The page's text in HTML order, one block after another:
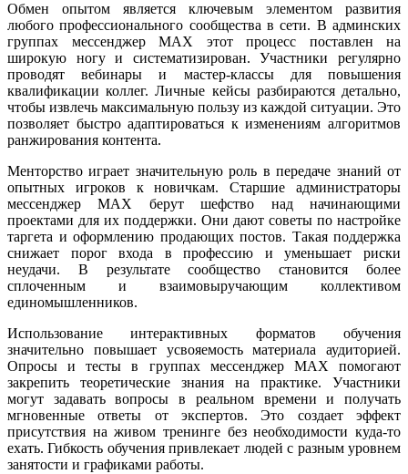
Обмен опытом является ключевым элементом развития
любого профессионального сообщества в сети. В админских
группах мессенджер MAX этот процесс поставлен на
широкую ногу и систематизирован. Участники регулярно
проводят вебинары и мастер-классы для повышения
квалификации коллег. Личные кейсы разбираются детально,
чтобы извлечь максимальную пользу из каждой ситуации. Это
позволяет быстро адаптироваться к изменениям алгоритмов
ранжирования контента.
Менторство играет значительную роль в передаче знаний от
опытных игроков к новичкам. Старшие администраторы
мессенджер MAX берут шефство над начинающими
проектами для их поддержки. Они дают советы по настройке
таргета и оформлению продающих постов. Такая поддержка
снижает порог входа в профессию и уменьшает риски
неудачи. В результате сообщество становится более
сплоченным и взаимовыручающим коллективом
единомышленников.
Использование интерактивных форматов обучения
значительно повышает усвояемость материала аудиторией.
Опросы и тесты в группах мессенджер MAX помогают
закрепить теоретические знания на практике. Участники
могут задавать вопросы в реальном времени и получать
мгновенные ответы от экспертов. Это создает эффект
присутствия на живом тренинге без необходимости куда-то
ехать. Гибкость обучения привлекает людей с разным уровнем
занятости и графиками работы.